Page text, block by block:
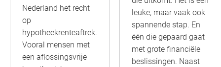
Nederland het recht
op
hypotheekrenteaftrek.
Vooral mensen met
een aflossingsvrije
leuke, maar vaak ook
spannende stap. En
één die gepaard gaat
met grote financiële
beslissingen. Naast